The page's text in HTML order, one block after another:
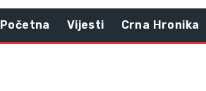
Početna Vijesti Crna Hronika